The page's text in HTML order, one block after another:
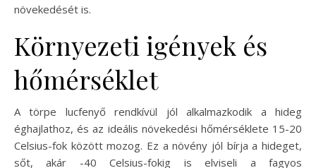
növekedését is.
Környezeti igények és
hőmérséklet
A törpe lucfenyő rendkívül jól alkalmazkodik a hideg
éghajlathoz, és az ideális növekedési hőmérséklete 15-20
Celsius-fok között mozog. Ez a növény jól bírja a hideget,
sőt, akár -40 Celsius-fokig is elviseli a fagyos